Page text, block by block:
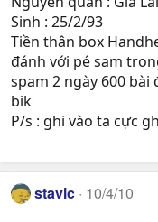
Sinh : 25/2/93
Tiền thân box
đánh với pé sam
spam 2 ngày 600 bài
bik
P/s : ghi vào ta cực
stavic 10/4/10